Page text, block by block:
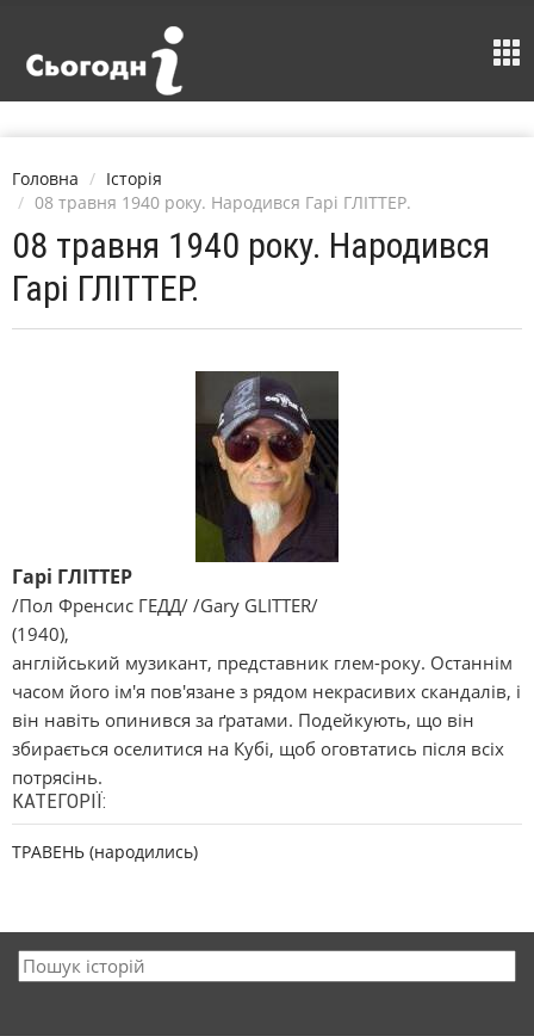
Головна
Історія
08 травня 1940 року. Народився Гарі ГЛІТТЕР.
08 травня 1940 року. Народився
Гарі ГЛІТТЕР.
Гарі ГЛІТТЕР
/Пол Френсис ГЕДД/ /Gary GLITTER/
(1940),
англійський музикант, представник глем-року. Останнім
часом його ім'я пов'язане з рядом некрасивих скандалів, і
він навіть опинився за ґратами. Подейкують, що він
збирається оселитися на Кубі, щоб оговтатись після всіх
потрясінь.
КАТЕГОРІЇ:
ТРАВЕНЬ (народились)